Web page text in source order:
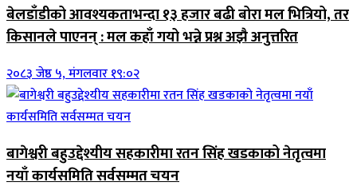
बेलडाँडीको आवश्यकताभन्दा १३ हजार बढी बोरा मल भित्रियो, तर
किसानले पाएनन् : मल कहाँ गयो भन्ने प्रश्न अझै अनुत्तरित
२०८३ जेष्ठ ५, मंगलवार १९:०२
बागेश्वरी बहुउद्देश्यीय सहकारीमा रतन सिंह खडकाको नेतृत्वमा
नयाँ कार्यसमिति सर्वसम्मत चयन